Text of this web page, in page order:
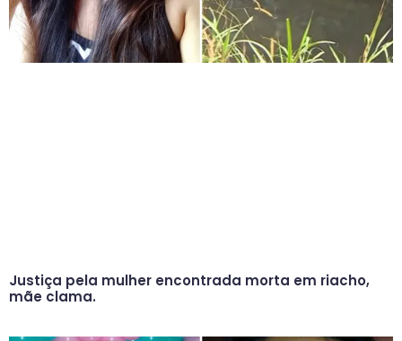
Justiça pela mulher encontrada morta em riacho,
mãe clama.